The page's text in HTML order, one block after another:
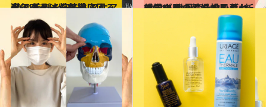
2024.5.26
今年こそは紫外線による ヘアダメージを徹底回避！ 美髪を守るヘアケアアイテム
ビューティ＆ヘルス 2024.5.19
ゆらぎ肌の乾燥＆肌荒れ対策に 世界売上No.1、新感覚のバーム、ロングセラークリームを投入！
ビューティ＆ヘルス